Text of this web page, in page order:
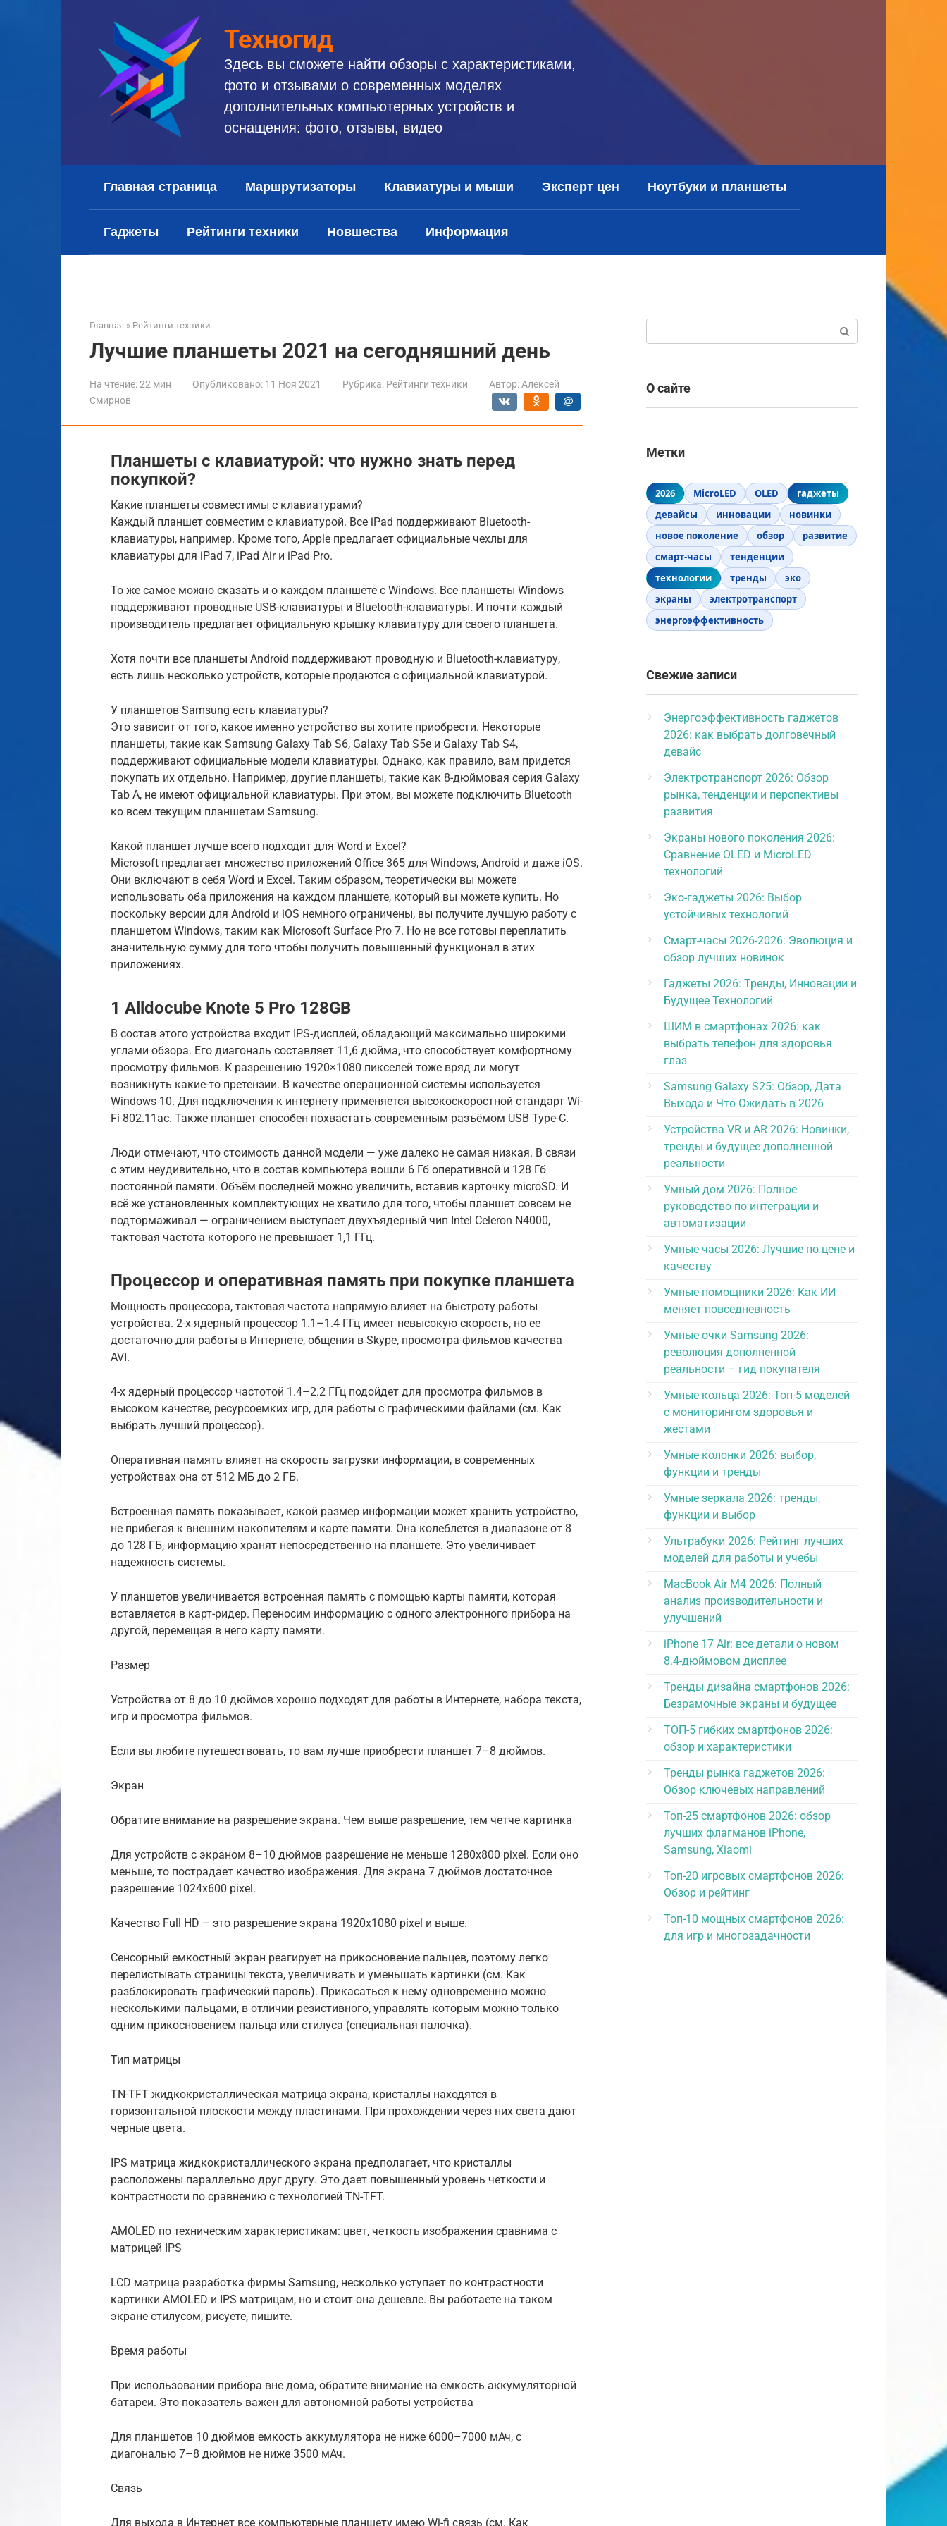
Техногид
Здесь вы сможете найти обзоры с характеристиками,
фото и отзывами о современных моделях
дополнительных компьютерных устройств и
оснащения: фото, отзывы, видео
Главная страница Маршрутизаторы Клавиатуры и мыши Эксперт цен Ноутбуки и планшеты
Гаджеты Рейтинги техники Новшества Информация
Главная » Рейтинги техники
Лучшие планшеты 2021 на сегодняшний день
На чтение:22 мин Опубликовано: 11 Ноя 2021 Рубрика: Рейтинги техники Автор: Алексей
Смирнов
Планшеты с клавиатурой: что нужно знать перед
покупкой?
Какие планшеты совместимы с клавиатурами?
Каждый планшет совместим с клавиатурой. Все iPad поддерживают Bluetooth-
клавиатуры, например. Кроме того, Apple предлагает официальные чехлы для
клавиатуры для iPad 7, iPad Air и iPad Pro.
То же самое можно сказать и о каждом планшете с Windows. Все планшеты Windows
поддерживают проводные USB-клавиатуры и Bluetooth-клавиатуры. И почти каждый
производитель предлагает официальную крышку клавиатуру для своего планшета.
Хотя почти все планшеты Android поддерживают проводную и Bluetooth-клавиатуру,
есть лишь несколько устройств, которые продаются с официальной клавиатурой.
У планшетов Samsung есть клавиатуры?
Это зависит от того, какое именно устройство вы хотите приобрести. Некоторые
планшеты, такие как Samsung Galaxy Tab S6, Galaxy Tab S5e и Galaxy Tab S4,
поддерживают официальные модели клавиатуры. Однако, как правило, вам придется
покупать их отдельно. Например, другие планшеты, такие как 8-дюймовая серия Galaxy
Tab A, не имеют официальной клавиатуры. При этом, вы можете подключить Bluetooth
ко всем текущим планшетам Samsung.
Какой планшет лучше всего подходит для Word и Excel?
Microsoft предлагает множество приложений Office 365 для Windows, Android и даже iOS.
Они включают в себя Word и Excel. Таким образом, теоретически вы можете
использовать оба приложения на каждом планшете, который вы можете купить. Но
поскольку версии для Android и iOS немного ограничены, вы получите лучшую работу с
планшетом Windows, таким как Microsoft Surface Pro 7. Но не все готовы переплатить
значительную сумму для того чтобы получить повышенный функционал в этих
приложениях.
1 Alldocube Knote 5 Pro 128GB
В состав этого устройства входит IPS-дисплей, обладающий максимально широкими
углами обзора. Его диагональ составляет 11,6 дюйма, что способствует комфортному
просмотру фильмов. К разрешению 1920×1080 пикселей тоже вряд ли могут
возникнуть какие-то претензии. В качестве операционной системы используется
Windows 10. Для подключения к интернету применяется высокоскоростной стандарт Wi-
Fi 802.11ac. Также планшет способен похвастать современным разъёмом USB Type-C.
Люди отмечают, что стоимость данной модели — уже далеко не самая низкая. В связи
с этим неудивительно, что в состав компьютера вошли 6 Гб оперативной и 128 Гб
постоянной памяти. Объём последней можно увеличить, вставив карточку microSD. И
всё же установленных комплектующих не хватило для того, чтобы планшет совсем не
подтормаживал — ограничением выступает двухъядерный чип Intel Celeron N4000,
тактовая частота которого не превышает 1,1 ГГц.
Процессор и оперативная память при покупке планшета
Мощность процессора, тактовая частота напрямую влияет на быстроту работы
устройства. 2-х ядерный процессор 1.1–1.4 ГГц имеет невысокую скорость, но ее
достаточно для работы в Интернете, общения в Skype, просмотра фильмов качества
AVI.
4-х ядерный процессор частотой 1.4–2.2 ГГц подойдет для просмотра фильмов в
высоком качестве, ресурсоемких игр, для работы с графическими файлами (см. Как
выбрать лучший процессор).
Оперативная память влияет на скорость загрузки информации, в современных
устройствах она от 512 МБ до 2 ГБ.
Встроенная память показывает, какой размер информации может хранить устройство,
не прибегая к внешним накопителям и карте памяти. Она колеблется в диапазоне от 8
до 128 ГБ, информацию хранят непосредственно на планшете. Это увеличивает
надежность системы.
У планшетов увеличивается встроенная память с помощью карты памяти, которая
вставляется в карт-ридер. Переносим информацию с одного электронного прибора на
другой, перемещая в него карту памяти.
Размер
Устройства от 8 до 10 дюймов хорошо подходят для работы в Интернете, набора текста,
игр и просмотра фильмов.
Если вы любите путешествовать, то вам лучше приобрести планшет 7–8 дюймов.
Экран
Обратите внимание на разрешение экрана. Чем выше разрешение, тем четче картинка
Для устройств с экраном 8–10 дюймов разрешение не меньше 1280х800 pixel. Если оно
меньше, то пострадает качество изображения. Для экрана 7 дюймов достаточное
разрешение 1024х600 pixel.
Качество Full HD – это разрешение экрана 1920х1080 pixel и выше.
Сенсорный емкостный экран реагирует на прикосновение пальцев, поэтому легко
перелистывать страницы текста, увеличивать и уменьшать картинки (см. Как
разблокировать графический пароль). Прикасаться к нему одновременно можно
несколькими пальцами, в отличии резистивного, управлять которым можно только
одним прикосновением пальца или стилуса (специальная палочка).
Тип матрицы
TN-TFT жидкокристаллическая матрица экрана, кристаллы находятся в
горизонтальной плоскости между пластинами. При прохождении через них света дают
черные цвета.
IPS матрица жидкокристаллического экрана предполагает, что кристаллы
расположены параллельно друг другу. Это дает повышенный уровень четкости и
контрастности по сравнению с технологией TN-TFT.
AMOLED по техническим характеристикам: цвет, четкость изображения сравнима с
матрицей IPS
LCD матрица разработка фирмы Samsung, несколько уступает по контрастности
картинки AMOLED и IPS матрицам, но и стоит она дешевле. Вы работаете на таком
экране стилусом, рисуете, пишите.
Время работы
При использовании прибора вне дома, обратите внимание на емкость аккумуляторной
батареи. Это показатель важен для автономной работы устройства
Для планшетов 10 дюймов емкость аккумулятора не ниже 6000–7000 мАч, с
диагональю 7–8 дюймов не ниже 3500 мАч.
Связь
Для выхода в Интернет все компьютерные планшету имею Wi-fi связь (см. Как
О сайте
Метки
2026 MicroLED OLED
гаджеты
девайсы
инновации
новинки
новое поколение
обзор
развитие
смарт-часы
тенденции
технологии
тренды
эко
экраны
электротранспорт
энергоэффективность
Свежие записи
Энергоэффективность гаджетов
2026: как выбрать долговечный
девайс
Электротранспорт 2026: Обзор
рынка, тенденции и перспективы
развития
Экраны нового поколения 2026:
Сравнение OLED и MicroLED
технологий
Эко-гаджеты 2026: Выбор
устойчивых технологий
Смарт-часы 2026-2026: Эволюция и
обзор лучших новинок
Гаджеты 2026: Тренды, Инновации и
Будущее Технологий
ШИМ в смартфонах 2026: как
выбрать телефон для здоровья
глаз
Samsung Galaxy S25: Обзор, Дата
Выхода и Что Ожидать в 2026
Устройства VR и AR 2026: Новинки,
тренды и будущее дополненной
реальности
Умный дом 2026: Полное
руководство по интеграции и
автоматизации
Умные часы 2026: Лучшие по цене и
качеству
Умные помощники 2026: Как ИИ
меняет повседневность
Умные очки Samsung 2026:
революция дополненной
реальности – гид покупателя
Умные кольца 2026: Топ-5 моделей
с мониторингом здоровья и
жестами
Умные колонки 2026: выбор,
функции и тренды
Умные зеркала 2026: тренды,
функции и выбор
Ультрабуки 2026: Рейтинг лучших
моделей для работы и учебы
MacBook Air M4 2026: Полный
анализ производительности и
улучшений
iPhone 17 Air: все детали о новом
8.4-дюймовом дисплее
Тренды дизайна смартфонов 2026:
Безрамочные экраны и будущее
ТОП-5 гибких смартфонов 2026:
обзор и характеристики
Тренды рынка гаджетов 2026:
Обзор ключевых направлений
Топ-25 смартфонов 2026: обзор
лучших флагманов iPhone,
Samsung, Xiaomi
Топ-20 игровых смартфонов 2026:
Обзор и рейтинг
Топ-10 мощных смартфонов 2026:
для игр и многозадачности